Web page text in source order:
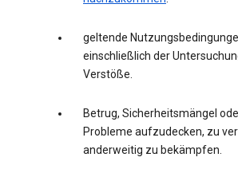
geltende
einschließlich der
Verstöße.
Betrug, Sicherheitsmängel
Probleme aufzudecken, zu
anderweitig zu bekämpfen.